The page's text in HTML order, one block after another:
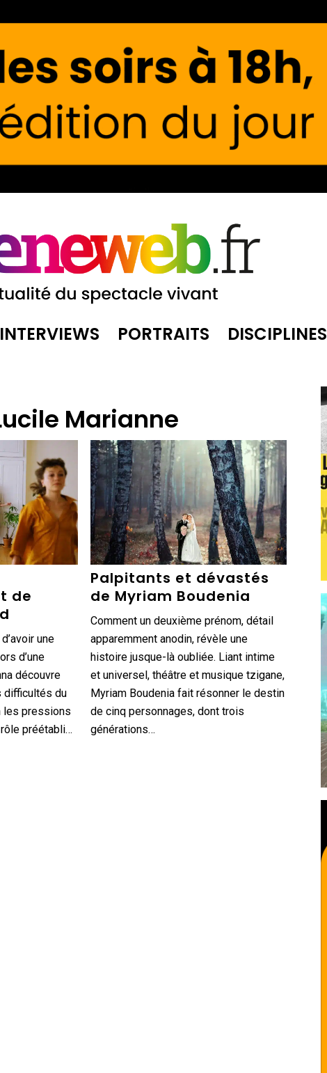
INTERVIEWS PORTRAITS DISCIPLINES
Marianne
de
une
d’une
découvre
difficultés du
les pressions
préétabli…
Palpitants et dévastés
de Myriam Boudenia
Comment un deuxième prénom, détail
apparemment anodin, révèle une
histoire jusque-là oubliée. Liant intime
et universel, théâtre et musique tzigane,
Myriam Boudenia fait résonner le destin
de cinq personnages, dont trois
générations…